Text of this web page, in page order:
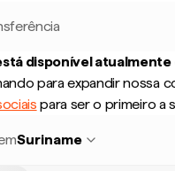
disponível atualmente
para expandir nossa
para ser o primeiro a
Suriname